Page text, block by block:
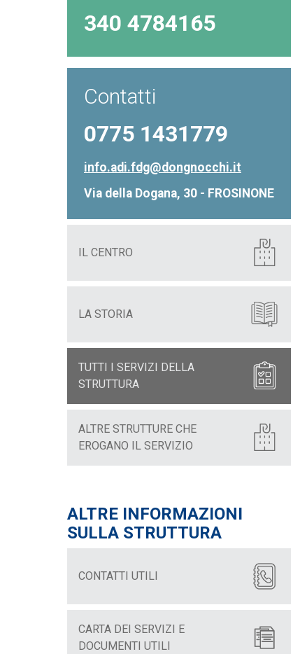
340 4784165
Contatti
0775 1431779
info.adi.fdg@dongnocchi.it
Via della Dogana, 30 - FROSINONE
IL CENTRO
LA STORIA
TUTTI I SERVIZI DELLA
STRUTTURA
ALTRE STRUTTURE CHE
EROGANO IL SERVIZIO
ALTRE INFORMAZIONI
SULLA STRUTTURA
CONTATTI UTILI
CARTA DEI SERVIZI E
DOCUMENTI UTILI